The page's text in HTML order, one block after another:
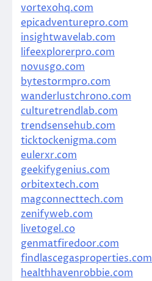
vortexohq.com
epicadventurepro.com
insightwavelab.com
lifeexplorerpro.com
novusgo.com
bytestormpro.com
wanderlustchrono.com
culturetrendlab.com
trendsensehub.com
ticktockenigma.com
eulerxr.com
geekifygenius.com
orbitextech.com
magconnecttech.com
zenifyweb.com
livetogel.co
genmatfiredoor.com
findlascegasproperties.com
healthhavenrobbie.com